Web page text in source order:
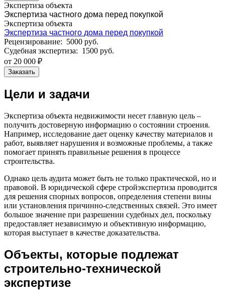
Экспертиза объекта
Экспертиза частного дома перед покупкой
Экспертиза объекта
Экспертиза частного дома перед покупкой
Рецензирование: 5000 руб.
Судебная экспертиза: 1500 руб.
от 20 000 ₽
Заказать
Цели и задачи
Экспертиза объекта недвижимости несет главную цель –
получить достоверную информацию о состоянии строения.
Например, исследование дает оценку качеству материалов и
работ, выявляет нарушения и возможные проблемы, а также
помогает принять правильные решения в процессе
строительства.
Однако цель аудита может быть не только практической, но и
правовой. В юридической сфере стройэкспертиза проводится
для решения спорных вопросов, определения степени вины
или установления причинно-следственных связей. Это имеет
большое значение при разрешении судебных дел, поскольку
предоставляет независимую и объективную информацию,
которая выступает в качестве доказательства.
Объекты, которые подлежат
строительно-технической
экспертизе